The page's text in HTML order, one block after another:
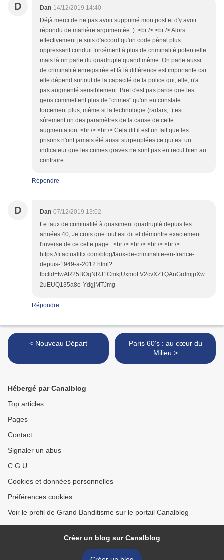
D Dan 14/12/2019 14:40
Déjà merci de ne pas avoir supprimé mon post et d'y avoir
répondu de manière argumentée :). <br /> <br /> Alors
effectivement je suis d'accord qu'un code pénal plus
oppressant conduit forcément à plus de criminalité potentielle
mais là on parle du quadruple quand même. On parle aussi
de criminalité enregistrée et là là différence est importante car
elle dépend surtout de la capacité de la police qui, elle, n'a
pas augmenté sensiblement. Bref c'est pas parce que les
gens commettent plus de "crimes" qu'on en constate
forcement plus, même si la technologie (radars,..) est
sûrement un des paramètres de la cause de cette
augmentation. <br /> <br /> Cela dit il est un fait que les
prisons n'ont jamais été aussi surpeuplées ce qui est un
indicateur que les crimes graves ne sont pas en recul bien au
contraire.
Répondre
D Dan 07/12/2019 13:02
Le taux de criminalité à quasiment quadruplé depuis les
années 40, Je crois que tout est dit et démontre exactement
l'inverse de ce cette page...<br /> <br /> <br /> <br />
https://fr.actualitix.com/blog/taux-de-criminalite-en-france-
depuis-1949-a-2012.html?
fbclid=IwAR25BOqNRJ1CmkjUxmoLV2cvXZTQAnGrdmjpXw
2uEUQ135a8e-YdgjMTJmg
Répondre
< Nouveau Départ
Paris 60's : au cœur du
Milieu >
Hébergé par Canalblog
Top articles
Pages
Contact
Signaler un abus
C.G.U.
Cookies et données personnelles
Préférences cookies
Voir le profil de Grand Banditisme sur le portail Canalblog
Créer un blog sur Canalblog